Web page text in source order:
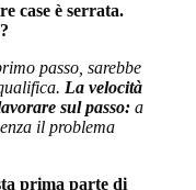
case è serrata.
passo, sarebbe
La velocità
sul passo: a
il problema
prima parte di